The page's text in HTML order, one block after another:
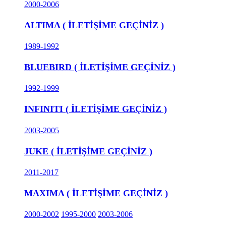
2000-2006
ALTIMA ( İLETİŞİME GEÇİNİZ )
1989-1992
BLUEBIRD ( İLETİŞİME GEÇİNİZ )
1992-1999
INFINITI ( İLETİŞİME GEÇİNİZ )
2003-2005
JUKE ( İLETİŞİME GEÇİNİZ )
2011-2017
MAXIMA ( İLETİŞİME GEÇİNİZ )
2000-2002 1995-2000 2003-2006